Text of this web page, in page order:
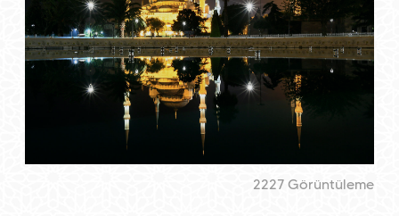
2227 Görüntüleme